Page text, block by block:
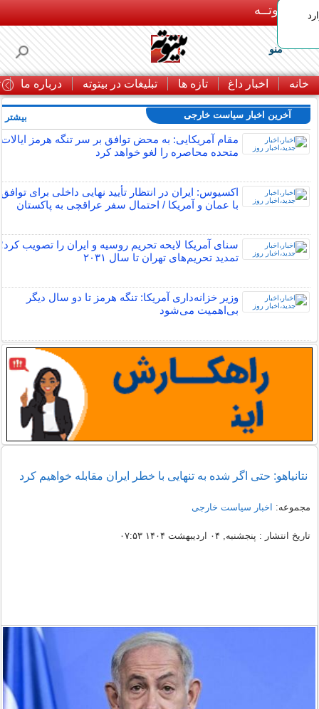
بـیتوتــه
منو
خانه اخبار داغ تازه ها تبلیغات در بیتوته درباره ما
آخرین اخبار سیاست خارجی
مقام آمریکایی: به محض توافق بر سر تنگه هرمز ایالات
متحده محاصره را لغو خواهد کرد
اکسیوس: ایران در انتظار تأیید نهایی داخلی برای توافق
با عمان و آمریکا / احتمال سفر عراقچی به پاکستان
سنای آمریکا لایحه تحریم روسیه و ایران را تصویب کرد؛
تمدید تحریم‌های تهران تا سال ۲۰۳۱
وزیر خزانه‌داری آمریکا: تنگه هرمز تا دو سال دیگر
بی‌اهمیت می‌شود
بیشتر
نتانیاهو: حتی اگر شده به تنهایی با خطر ایران مقابله خواهیم کرد
مجموعه: اخبار سیاست خارجی
تاریخ انتشار : پنجشنبه, ۰۴ اردیبهشت ۱۴۰۴ ۰۷:۵۳